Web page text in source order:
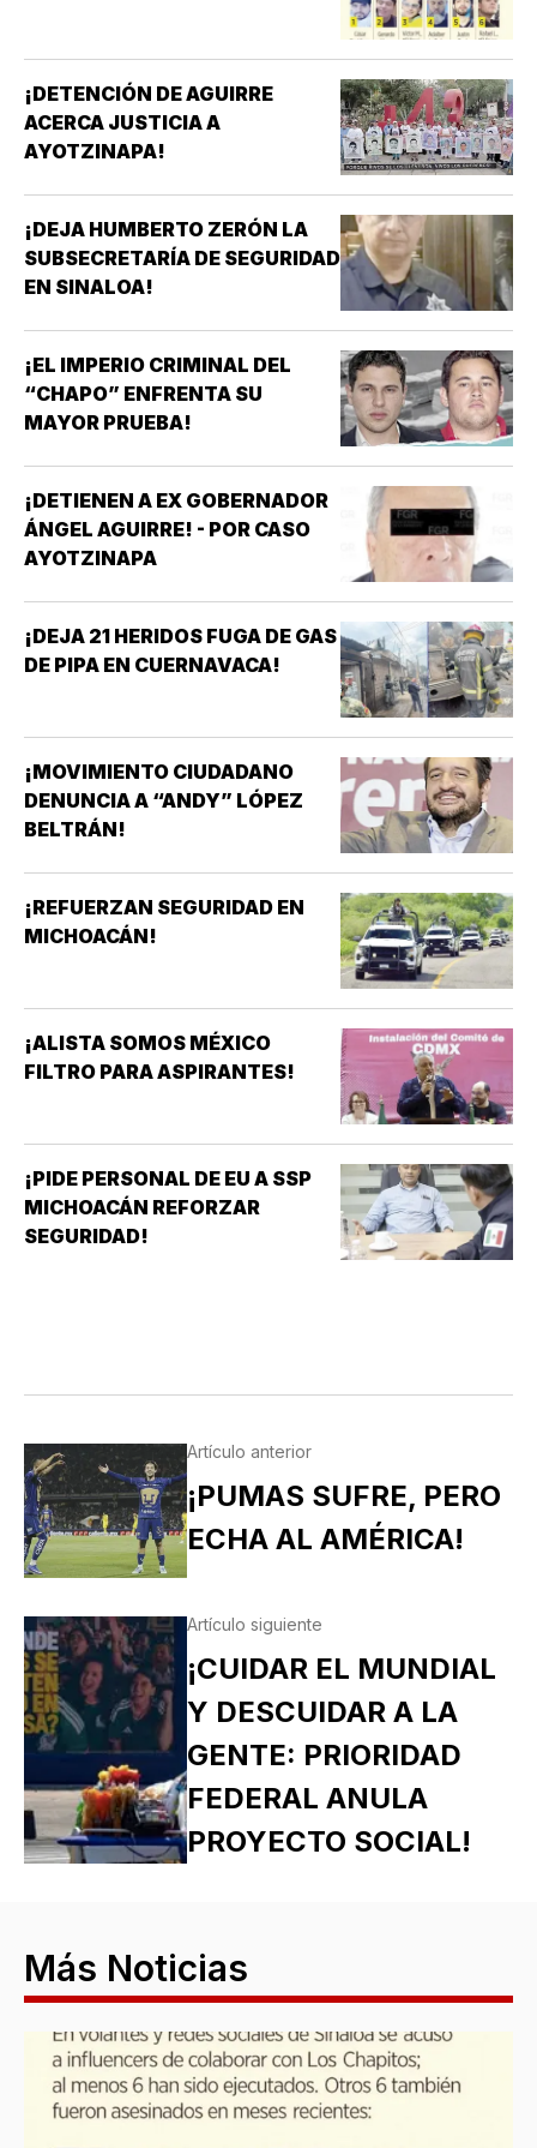
¡DETENCIÓN DE AGUIRRE
ACERCA JUSTICIA A
AYOTZINAPA!
¡DEJA HUMBERTO ZERÓN LA
SUBSECRETARÍA DE SEGURIDAD
EN SINALOA!
¡EL IMPERIO CRIMINAL DEL
“CHAPO” ENFRENTA SU
MAYOR PRUEBA!
¡DETIENEN A EX GOBERNADOR
ÁNGEL AGUIRRE! - POR CASO
AYOTZINAPA
¡DEJA 21 HERIDOS FUGA DE GAS
DE PIPA EN CUERNAVACA!
¡MOVIMIENTO CIUDADANO
DENUNCIA A “ANDY” LÓPEZ
BELTRÁN!
¡REFUERZAN SEGURIDAD EN
MICHOACÁN!
¡ALISTA SOMOS MÉXICO
FILTRO PARA ASPIRANTES!
¡PIDE PERSONAL DE EU A SSP
MICHOACÁN REFORZAR
SEGURIDAD!
Artículo anterior
¡PUMAS SUFRE, PERO
ECHA AL AMÉRICA!
Artículo siguiente
¡CUIDAR EL MUNDIAL
Y DESCUIDAR A LA
GENTE: PRIORIDAD
FEDERAL ANULA
PROYECTO SOCIAL!
Más Noticias